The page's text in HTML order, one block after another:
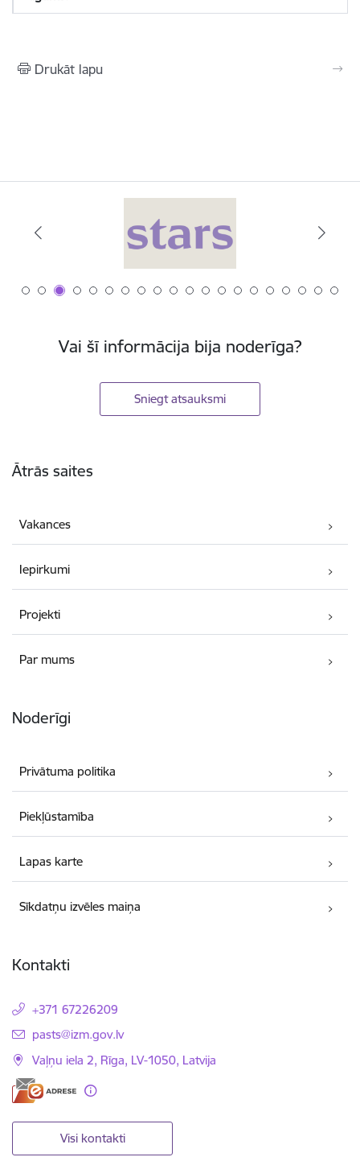
Drukāt lapu
Vai šī informācija bija noderīga?
Sniegt atsauksmi
Ātrās saites
Vakances
Iepirkumi
Projekti
Par mums
Noderīgi
Privātuma politika
Piekļūstamība
Lapas karte
Sīkdatņu izvēles maiņa
Kontakti
+371 67226209
E-pasts:
pasts@izm.gov.lv
Vaļņu iela 2, Rīga, LV-1050, Latvija
Visi kontakti